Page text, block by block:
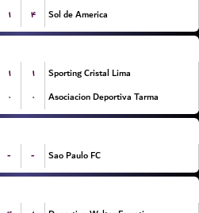
۱ ۴ Sol de America
۱ ۱
Sporting Cristal Lima
۰ ۰ Asociacion Deportiva Tarma
- - Sao Paulo FC